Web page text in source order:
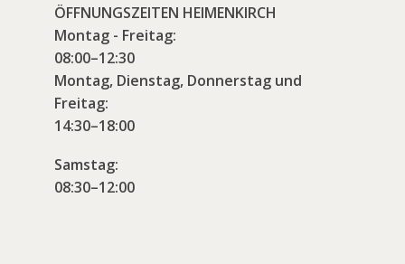
ÖFFNUNGSZEITEN HEIMENKIRCH
Montag - Freitag:
08:00–12:30
Montag, Dienstag, Donnerstag und
Freitag:
14:30–18:00
Samstag:
08:30–12:00